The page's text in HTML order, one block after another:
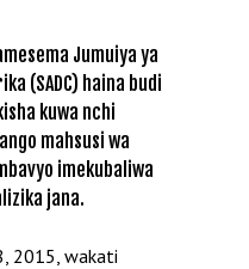
Jumuiya ya
(SADC) haina budi
kuwa nchi
mahsusi wa
imekubaliwa
jana.
2015, wakati